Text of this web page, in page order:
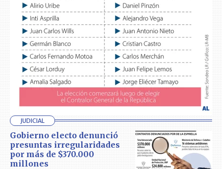
JUDICIAL
Gobierno electo denunció
presuntas irregularidades
por más de $370.000
millones